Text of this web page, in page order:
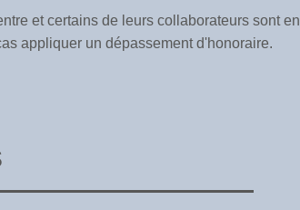
et certains de leurs collaborateurs sont en
appliquer un dépassement d'honoraire.